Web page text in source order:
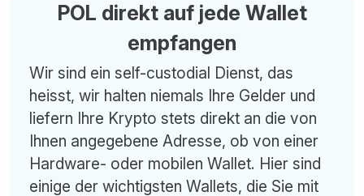
POL direkt auf jede Wallet
empfangen
Wir sind ein self-custodial Dienst, das
heisst, wir halten niemals Ihre Gelder und
liefern Ihre Krypto stets direkt an die von
Ihnen angegebene Adresse, ob von einer
Hardware- oder mobilen Wallet. Hier sind
einige der wichtigsten Wallets, die Sie mit